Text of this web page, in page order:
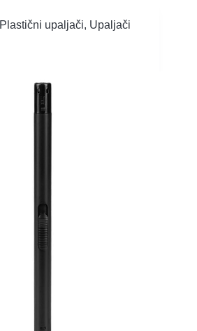
Plastični upaljači, Upaljači